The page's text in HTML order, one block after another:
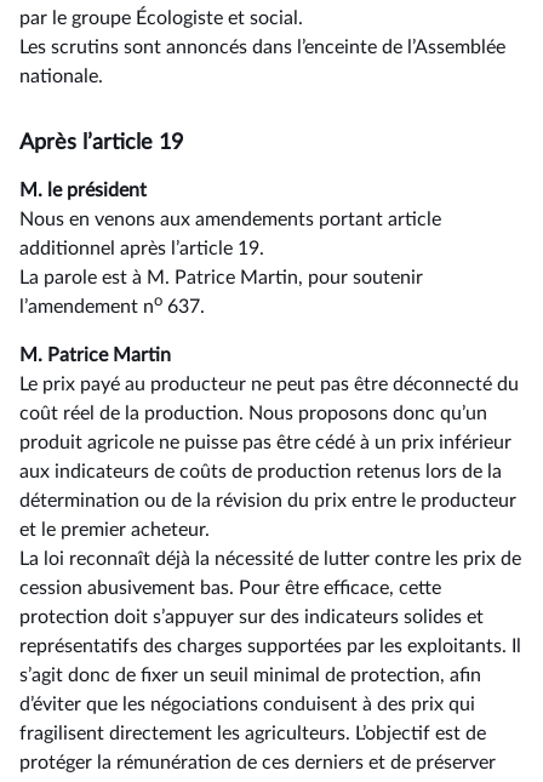
par le groupe Écologiste et social.
Les scrutins sont annoncés dans l’enceinte de l’Assemblée
nationale.
Après l’article 19
M. le président
Nous en venons aux amendements portant article
additionnel après l’article 19.
La parole est à M. Patrice Martin, pour soutenir
l’amendement no 637.
M. Patrice Martin
Le prix payé au producteur ne peut pas être déconnecté du
coût réel de la production. Nous proposons donc qu’un
produit agricole ne puisse pas être cédé à un prix inférieur
aux indicateurs de coûts de production retenus lors de la
détermination ou de la révision du prix entre le producteur
et le premier acheteur.
La loi reconnaît déjà la nécessité de lutter contre les prix de
cession abusivement bas. Pour être efficace, cette
protection doit s’appuyer sur des indicateurs solides et
représentatifs des charges supportées par les exploitants. Il
s’agit donc de fixer un seuil minimal de protection, afin
d’éviter que les négociations conduisent à des prix qui
fragilisent directement les agriculteurs. L’objectif est de
protéger la rémunération de ces derniers et de préserver